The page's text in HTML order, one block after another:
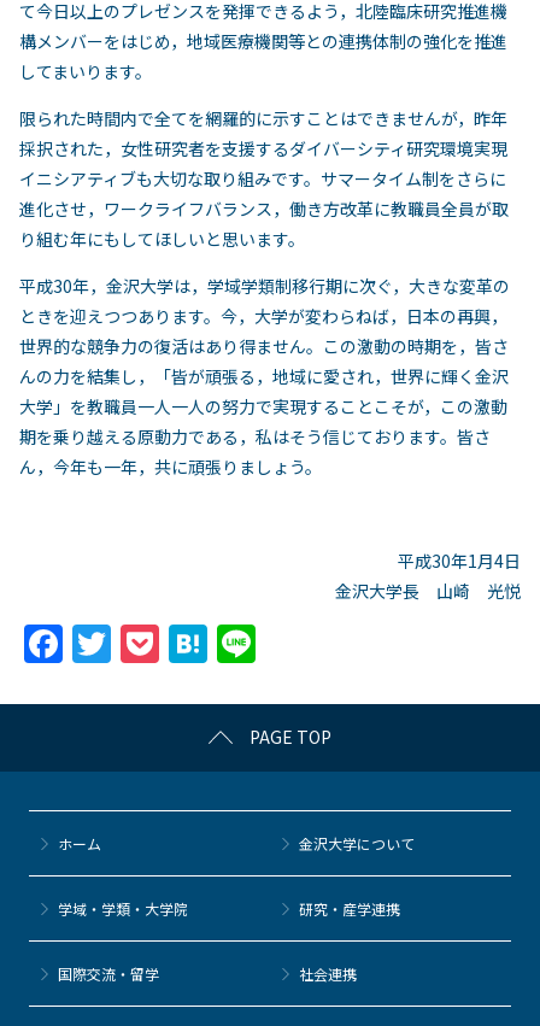
て今日以上のプレゼンスを発揮できるよう，北陸臨床研究推進機
構メンバーをはじめ，地域医療機関等との連携体制の強化を推進
してまいります。
限られた時間内で全てを網羅的に示すことはできませんが，昨年
採択された，女性研究者を支援するダイバーシティ研究環境実現
イニシアティブも大切な取り組みです。サマータイム制をさらに
進化させ，ワークライフバランス，働き方改革に教職員全員が取
り組む年にもしてほしいと思います。
平成30年，金沢大学は，学域学類制移行期に次ぐ，大きな変革の
ときを迎えつつあります。今，大学が変わらねば，日本の再興，
世界的な競争力の復活はあり得ません。この激動の時期を，皆さ
んの力を結集し，「皆が頑張る，地域に愛され，世界に輝く金沢
大学」を教職員一人一人の努力で実現することこそが，この激動
期を乗り越える原動力である，私はそう信じております。皆さ
ん，今年も一年，共に頑張りましょう。
平成30年1月4日
金沢大学長 山崎 光悦
F
a
c
e
b
o
o
k
T
w
itt
er
P
o
c
k
et
H
at
e
n
a
e
PAGE TOP
ホーム 金沢大学について
学域・学類・大学院 研究・産学連携
国際交流・留学 社会連携